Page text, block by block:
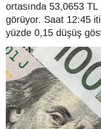
ortasında 53,0653
görüyor. Saat 12:45
yüzde 0,15 düşüş